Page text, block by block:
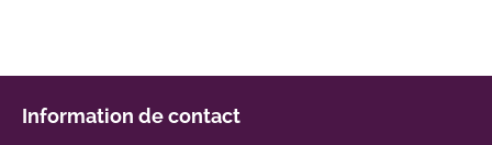
Information de contact